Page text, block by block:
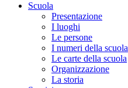
Scuola
Presentazione
I luoghi
Le persone
I numeri della scuola
Le carte della scuola
Organizzazione
La storia